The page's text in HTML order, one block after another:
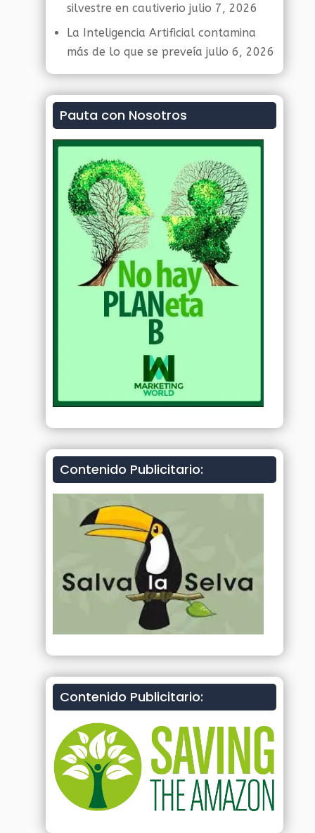
silvestre en cautiverio julio 7, 2026
La Inteligencia Artificial contamina
más de lo que se preveía julio 6, 2026
Pauta con Nosotros
Contenido Publicitario:
Contenido Publicitario: